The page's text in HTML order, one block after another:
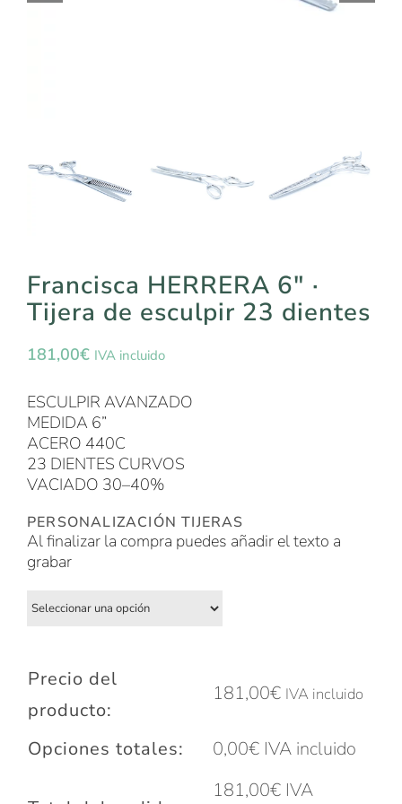
Francisca HERRERA 6″ ·
Tijera de esculpir 23 dientes
181,00€ IVA incluido
ESCULPIR AVANZADO
MEDIDA 6”
ACERO 440C
23 DIENTES CURVOS
VACIADO 30–40%
PERSONALIZACIÓN TIJERAS
Al finalizar la compra puedes añadir el texto a
grabar
Precio del
producto:
181,00€ IVA incluido
Opciones totales: 0,00€IVA incluido
181,00€IVA